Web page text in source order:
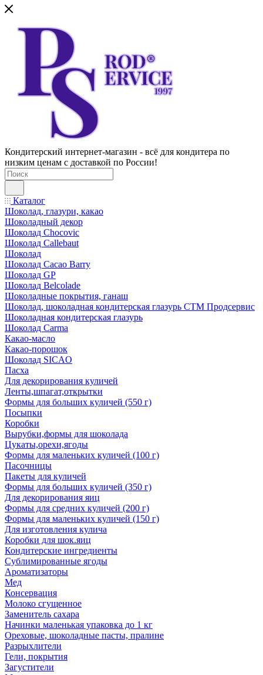
Кондитерский интернет-магазин - всё для кондитера по
низким ценам с доставкой по России!
Каталог
Шоколад, глазури, какао
Шоколадный декор
Шоколад Chocovic
Шоколад Callebaut
Шоколад
Шоколад Cacao Barry
Шоколад GP
Шоколад Belcolade
Шоколадные покрытия, ганаш
Шоколад, шоколадная кондитерская глазурь СТМ Продсервис
Шоколадная кондитерская глазурь
Шоколад Carma
Какао-масло
Какао-порошок
Шоколад SICAO
Пасха
Для декорирования куличей
Ленты,шпагат,открытки
Формы для больших куличей (550 г)
Посыпки
Коробки
Вырубки,формы для шоколада
Цукаты,орехи,ягоды
Формы для маленьких куличей (100 г)
Пасочницы
Пакеты для куличей
Формы для больших куличей (350 г)
Для декорирования яиц
Формы для средних куличей (200 г)
Формы для маленьких куличей (150 г)
Для изготовления кулича
Коробки для шок.яиц
Кондитерские ингредиенты
Сублимированные ягоды
Ароматизаторы
Мед
Консервация
Молоко сгущенное
Заменитель сахара
Начинки маленькая упаковка до 1 кг
Ореховые, шоколадные пасты, пралине
Разрыхлители
Гели, покрытия
Загустители